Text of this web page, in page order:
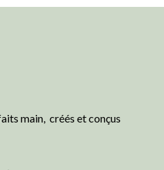
main, créés et conçus